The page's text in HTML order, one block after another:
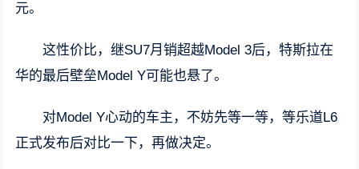
元。
这性价比，继SU7月销超越Model 3后，特斯拉在
华的最后壁垒Model Y可能也悬了。
对Model Y心动的车主，不妨先等一等，等乐道L6
正式发布后对比一下，再做决定。